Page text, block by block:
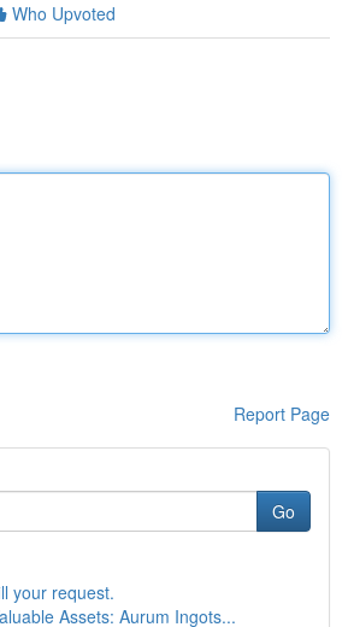
Who Upvoted
Report Page
Go
your request.
Assets: Aurum Ingots...